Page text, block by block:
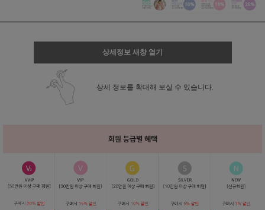
상세정보 새창 열기
상세 정보를 확대해 보실 수 있습니다.